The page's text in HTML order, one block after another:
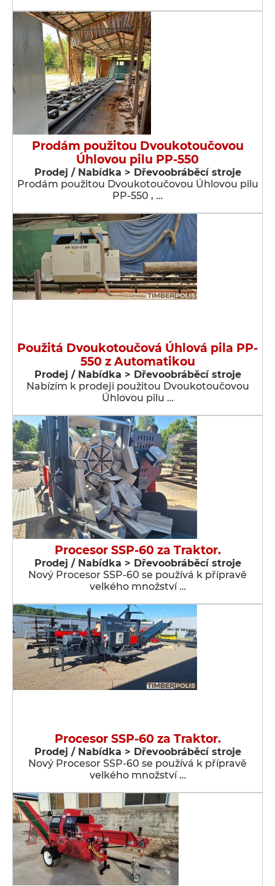
Prodám použitou Dvoukotoučovou
Úhlovou pilu PP-550
Prodej / Nabídka > Dřevoobráběcí stroje
Prodám použitou Dvoukotoučovou Úhlovou pilu
PP-550 , …
Použitá Dvoukotoučová Úhlová pila PP-
550 z Automatikou
Prodej / Nabídka > Dřevoobráběcí stroje
Nabízím k prodeji použitou Dvoukotoučovou
Úhlovou pilu …
Procesor SSP-60 za Traktor.
Prodej / Nabídka > Dřevoobráběcí stroje
Nový Procesor SSP-60 se používá k přípravě
velkého množství …
Procesor SSP-60 za Traktor.
Prodej / Nabídka > Dřevoobráběcí stroje
Nový Procesor SSP-60 se používá k přípravě
velkého množství …